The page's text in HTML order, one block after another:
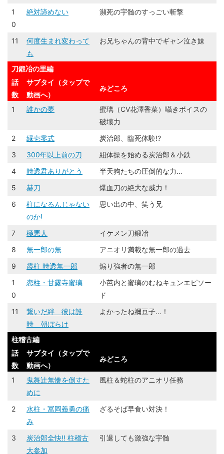
1
0
絶対諦めない 瀕死の宇髄のすっごい斬撃
11
何度生まれ変わって
も
お兄ちゃんの背中でギャン泣き妹
刀鍛冶の里編
話
数
サブタイ（タップで
動画へ）
みどころ
1 誰かの夢
蜜璃（CV花澤香菜）囁きボイスの
破壊力
2
縁壱零式
炭治郎、臨死体験!?
3
300年以上前の刀
組体操を始める炭治郎＆小鉄
4
時透君ありがとう
半天狗たちの圧倒的な力…
5
赫刀
爆血刀の絶大な威力！
6
柱になるんじゃない
のか!
思い出の中、笑う兄
7 極悪人
イケメン刀鍛冶
8
無一郎の無
アニオリ満載な無一郎の過去
9
霞柱 時透無一郎
煽り強者の無一郎
1
0
恋柱・甘露寺蜜璃
小芭内と蜜璃のむねキュンエピソー
ド
11
繋いだ絆 彼は誰
時 朝ぼらけ
よかったね禰豆子…！
柱稽古編
話
数
サブタイ（タップで
動画へ）
みどころ
1
鬼舞辻󠄀無惨を倒すた
めに
風柱＆蛇柱のアニオリ任務
2
水柱・冨岡義勇の痛
み
ざるそば早食い対決！
3
炭治郎全快‼ 柱稽古
大参加
引退しても激強な宇髄